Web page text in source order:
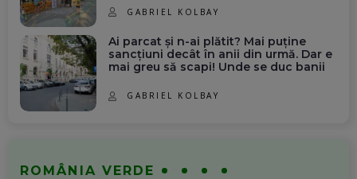
GABRIEL KOLBAY
Ai parcat și n-ai plătit? Mai puține
sancțiuni decât în anii din urmă. Dar e
mai greu să scapi! Unde se duc banii
GABRIEL KOLBAY
ROMÂNIA VERDE